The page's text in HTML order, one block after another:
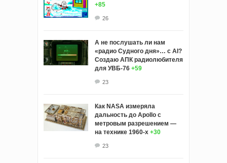
+85
26
А не послушать ли нам
«радио Судного дня»… с AI?
Создаю АПК радиолюбителя
для УВБ-76 +59
23
Как NASA измеряла
дальность до Apollo с
метровым разрешением —
на технике 1960-х +30
23